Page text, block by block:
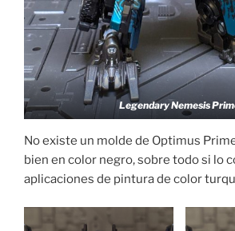
Legendary Nemesis
No existe un molde de Optimus
bien en color negro, sobre todo si lo
aplicaciones de pintura de color